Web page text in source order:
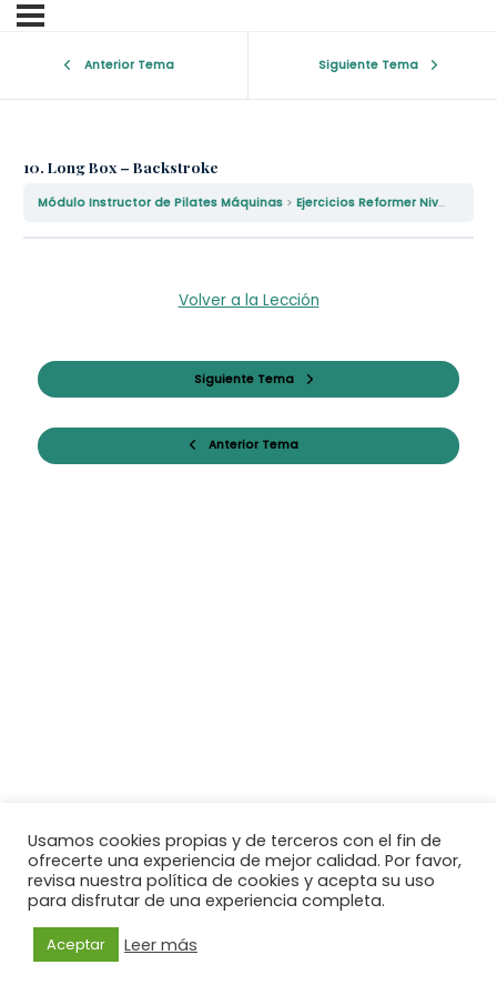
Anterior Tema Siguiente Tema
10. Long Box – Backstroke
Módulo Instructor de Pilates Máquinas Ejercicios Reformer Nivel II
Anterior Tema
Volver a la Lección
Siguiente Tema
Usamos cookies propias y de terceros con el fin de
ofrecerte una experiencia de mejor calidad. Por favor,
revisa nuestra política de cookies y acepta su uso
para disfrutar de una experiencia completa.
Aceptar Leer más